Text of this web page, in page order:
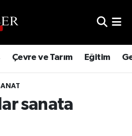
Çevre ve Tarım Eğitim
sanata
ve Fikstür